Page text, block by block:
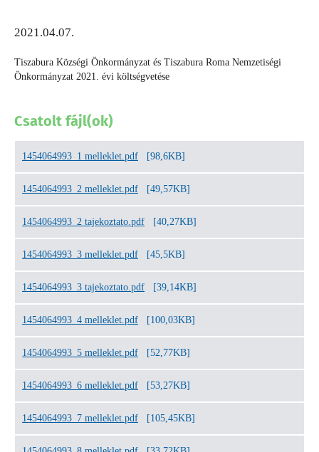
2021.04.07.
Tiszabura Községi Önkormányzat és Tiszabura Roma Nemzetiségi
Önkormányzat 2021. évi költségvetése
Csatolt fájl(ok)
1454064993_1 melleklet.pdf [98,6KB]
1454064993_2 melleklet.pdf [49,57KB]
1454064993_2 tajekoztato.pdf [40,27KB]
1454064993_3 melleklet.pdf [45,5KB]
1454064993_3 tajekoztato.pdf [39,14KB]
1454064993_4 melleklet.pdf [100,03KB]
1454064993_5 melleklet.pdf [52,77KB]
1454064993_6 melleklet.pdf [53,27KB]
1454064993_7 melleklet.pdf [105,45KB]